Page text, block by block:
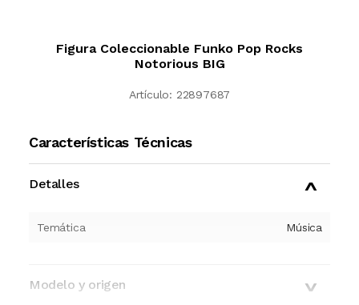
Figura Coleccionable Funko Pop Rocks
Notorious BIG
Artículo: 22897687
Características Técnicas
Detalles
Temática Música
Modelo y origen